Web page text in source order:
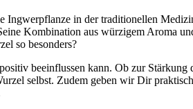
in der traditionellen
Kombination aus würzigem Aroma
so besonders?
beeinflussen kann. Ob zur Stärkung
selbst. Zudem geben wir Dir